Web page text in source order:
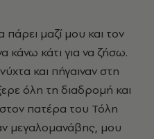
πάρει μαζί μου και τον
κάτι για να ζήσω.
και πήγαιναν στη
όλη τη διαδρομή και
πατέρα του Τόλη
μεγαλομανάβης, μου